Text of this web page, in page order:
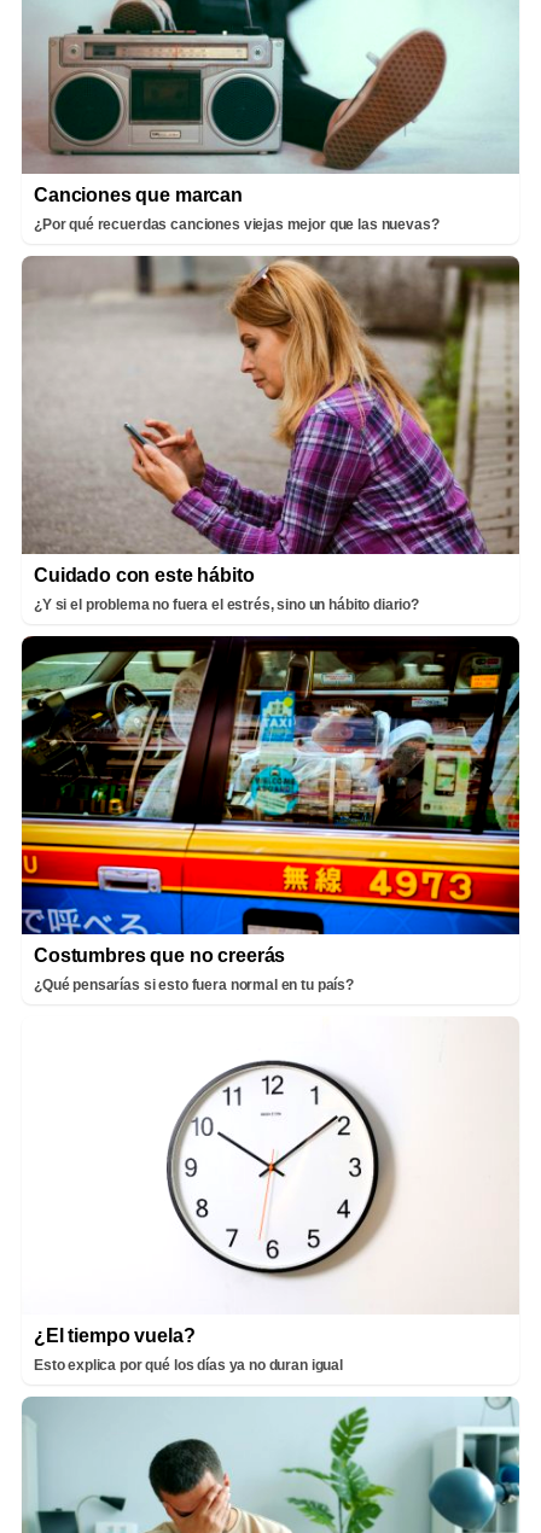
Canciones que marcan
¿Por qué recuerdas canciones viejas mejor que las nuevas?
Cuidado con este hábito
¿Y si el problema no fuera el estrés, sino un hábito diario?
Costumbres que no creerás
¿Qué pensarías si esto fuera normal en tu país?
¿El tiempo vuela?
Esto explica por qué los días ya no duran igual